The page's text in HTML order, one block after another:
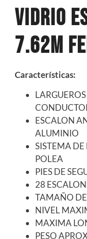
Vidrio
7.62m
Características:
ESCALON
ALUMINIO
SISTEMA
POLEA
PIES DE
28
TAMAÑO
NIVEL
MAXIMA
PESO